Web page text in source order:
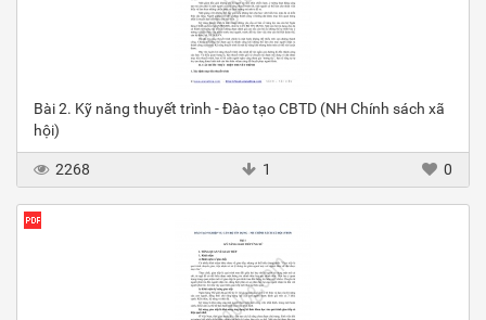
Bài 2. Kỹ năng thuyết trình - Đào tạo CBTD (NH Chính sách xã
hội)
2268 1 0